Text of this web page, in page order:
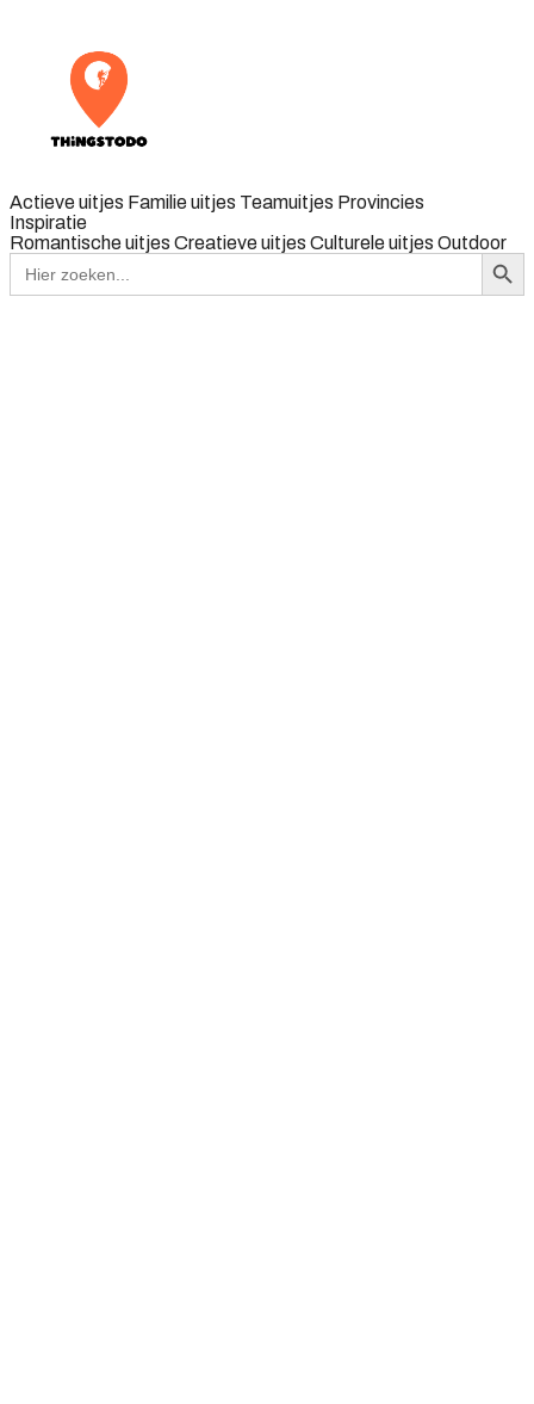
Actieve uitjes Familie uitjes Teamuitjes Provincies
Inspiratie
Romantische uitjes Creatieve uitjes Culturele uitjes Outdoor
Zoek
naar: